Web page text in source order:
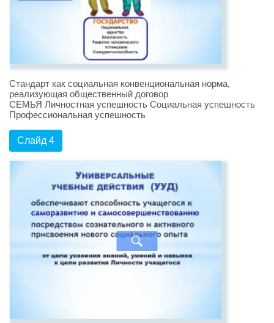
Стандарт как социальная конвенциональная норма,
реализующая общественный договор
СЕМЬЯ Личностная успешность Социальная успешность
Профессиональная успешность
Слайд 4